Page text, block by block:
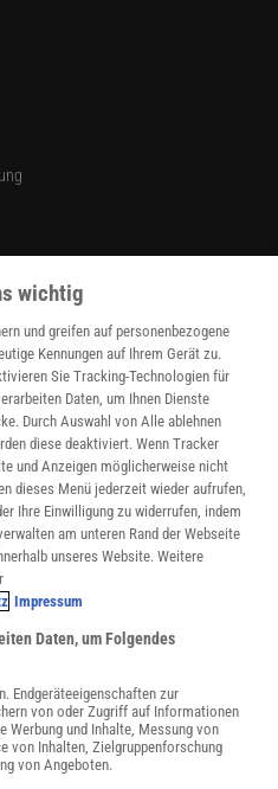
wichtig
und greifen auf personenbezogene
Kennungen auf Ihrem Gerät zu.
Sie Tracking-Technologien für
Daten, um Ihnen Dienste
Durch Auswahl von Alle ablehnen
diese deaktiviert. Wenn Tracker
und Anzeigen möglicherweise nicht
dieses Menü jederzeit wieder aufrufen,
Ihre Einwilligung zu widerrufen, indem
am unteren Rand der Webseite
unseres Website. Weitere
Impressum
Daten, um Folgendes
Endgeräteeigenschaften zur
von oder Zugriff auf Informationen
Werbung und Inhalte, Messung von
von Inhalten, Zielgruppenforschung
von Angeboten.